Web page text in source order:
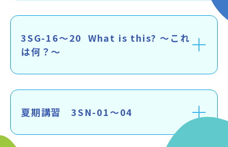
3SG-16～20 What is this? ～これ
は何？～
夏期講習 3SN-01～04